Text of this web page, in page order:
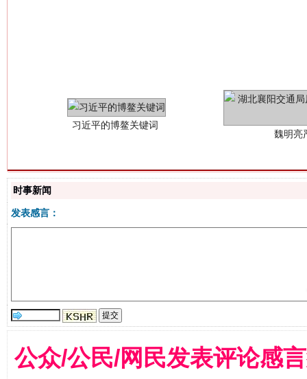
时事新闻
发表感言：
公众/公民/网民发表评论感